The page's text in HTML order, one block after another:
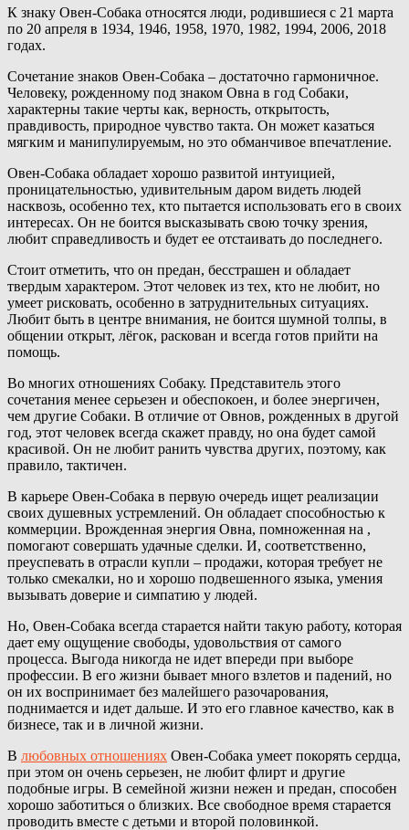
К знаку Овен-Собака относятся люди, родившиеся с 21 марта
по 20 апреля в 1934, 1946, 1958, 1970, 1982, 1994, 2006, 2018
годах.
Сочетание знаков Овен-Собака – достаточно гармоничное.
Человеку, рожденному под знаком Овна в год Собаки,
характерны такие черты как, верность, открытость,
правдивость, природное чувство такта. Он может казаться
мягким и манипулируемым, но это обманчивое впечатление.
Овен-Собака обладает хорошо развитой интуицией,
проницательностью, удивительным даром видеть людей
насквозь, особенно тех, кто пытается использовать его в своих
интересах. Он не боится высказывать свою точку зрения,
любит справедливость и будет ее отстаивать до последнего.
Стоит отметить, что он предан, бесстрашен и обладает
твердым характером. Этот человек из тех, кто не любит, но
умеет рисковать, особенно в затруднительных ситуациях.
Любит быть в центре внимания, не боится шумной толпы, в
общении открыт, лёгок, раскован и всегда готов прийти на
помощь.
Во многих отношениях Собаку. Представитель этого
сочетания менее серьезен и обеспокоен, и более энергичен,
чем другие Собаки. В отличие от Овнов, рожденных в другой
год, этот человек всегда скажет правду, но она будет самой
красивой. Он не любит ранить чувства других, поэтому, как
правило, тактичен.
В карьере Овен-Собака в первую очередь ищет реализации
своих душевных устремлений. Он обладает способностью к
коммерции. Врожденная энергия Овна, помноженная на ,
помогают совершать удачные сделки. И, соответственно,
преуспевать в отрасли купли – продажи, которая требует не
только смекалки, но и хорошо подвешенного языка, умения
вызывать доверие и симпатию у людей.
Но, Овен-Собака всегда старается найти такую работу, которая
дает ему ощущение свободы, удовольствия от самого
процесса. Выгода никогда не идет впереди при выборе
профессии. В его жизни бывает много взлетов и падений, но
он их воспринимает без малейшего разочарования,
поднимается и идет дальше. И это его главное качество, как в
бизнесе, так и в личной жизни.
В любовных отношениях Овен-Собака умеет покорять сердца,
при этом он очень серьезен, не любит флирт и другие
подобные игры. В семейной жизни нежен и предан, способен
хорошо заботиться о близких. Все свободное время старается
проводить вместе с детьми и второй половинкой.